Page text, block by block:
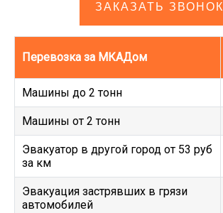
ЗАКАЗАТЬ ЗВОНОК
Перевозка за МКАДом
Машины до 2 тонн
Машины от 2 тонн
Эвакуатор в другой город от 53 руб
за км
Эвакуация застрявших в грязи
автомобилей